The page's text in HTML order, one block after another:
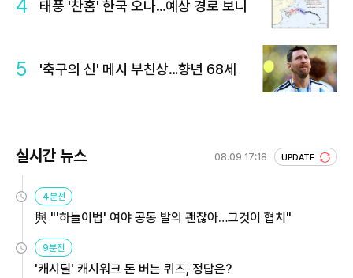
4 태풍 '찬홈' 한국 오나…예상 경로 보니
5 '축구의 신' 메시 부친상…향년 68세
실시간 뉴스 08.09 17:18 UPDATE
4분전
與 "'하늘이법' 여야 공동 발의 괜찮아…그것이 협치"
9분전
'캐시딜' 캐시워크 돈 버는 퀴즈, 정답은?